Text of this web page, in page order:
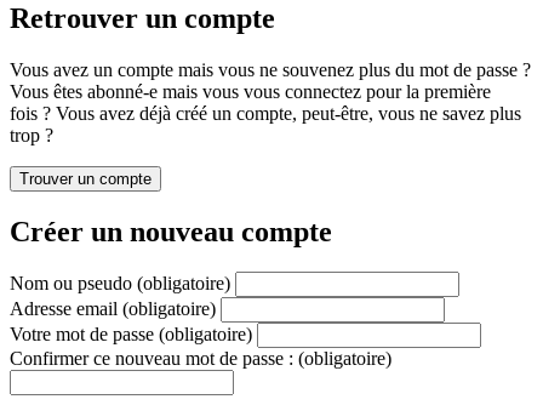
Retrouver un compte
Vous avez un compte mais vous ne souvenez plus du mot de passe ?
Vous êtes abonné-e mais vous vous connectez pour la première
fois ? Vous avez déjà créé un compte, peut-être, vous ne savez plus
trop ?
Créer un nouveau compte
Nom ou pseudo (obligatoire)
Adresse email (obligatoire)
Votre mot de passe (obligatoire)
Confirmer ce nouveau mot de passe : (obligatoire)